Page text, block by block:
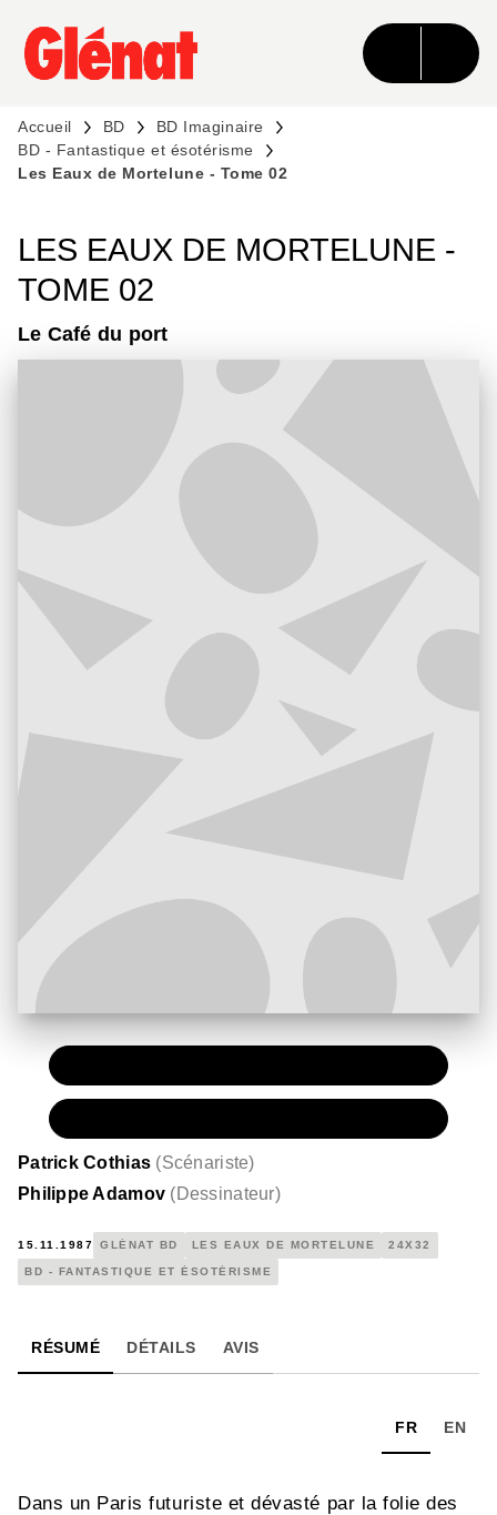
MENU RECHERCHE CONTENU
PIED DE PAGE
Accueil BD
BD Imaginaire
BD - Fantastique et ésotérisme
Les Eaux de Mortelune - Tome 02
LES EAUX DE MORTELUNE -
TOME 02
Le Café du port
Patrick Cothias (Scénariste)
Philippe Adamov (Dessinateur)
15.11.1987 GLÉNAT BD LES EAUX DE MORTELUNE 24X32
BD - FANTASTIQUE ET ÉSOTÉRISME
RÉSUMÉ DÉTAILS AVIS
FR EN
Dans un Paris futuriste et dévasté par la folie des